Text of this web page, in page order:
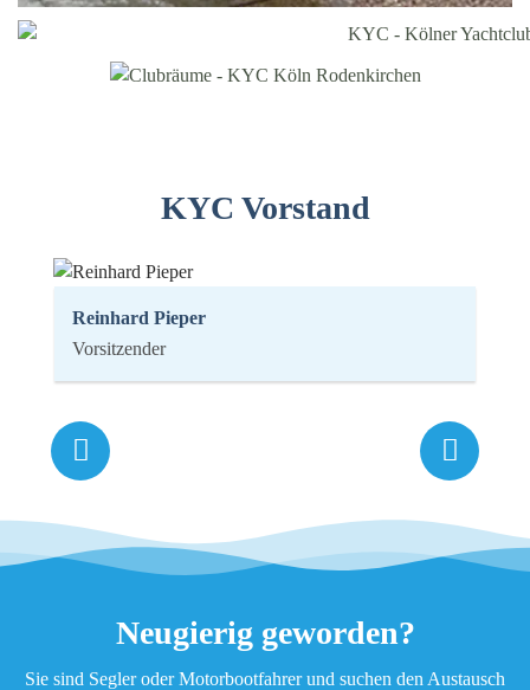
KYC Vorstand
Reinhard Pieper
Vorsitzender
Neugierig geworden?
Sie sind Segler oder Motorbootfahrer und suchen den Austausch